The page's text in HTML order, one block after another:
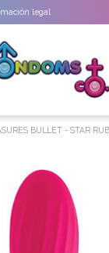
legal
BULLET - STAR